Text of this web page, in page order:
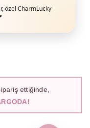
özel CharmLucky
ettiğinde,